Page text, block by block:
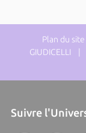
Plan du site
GIUDICELLI |
Suivre